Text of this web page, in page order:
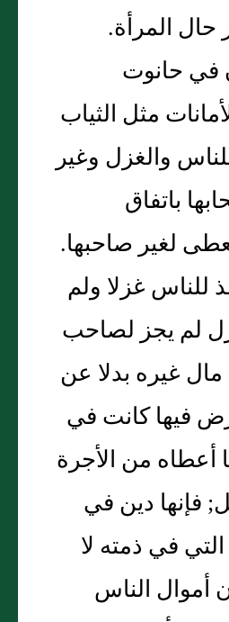
حال المرأة‏.‏
في حانوت
مثل الثياب
والغزل وغير
باتفاق
لغير صاحبها‏.‏
للناس غزلا ولم
لم يجز لصاحب
غيره بدلا عن
فيها كانت في
أعطاه من الأجرة
فإنها دين في
في ذمته لا
أموال الناس